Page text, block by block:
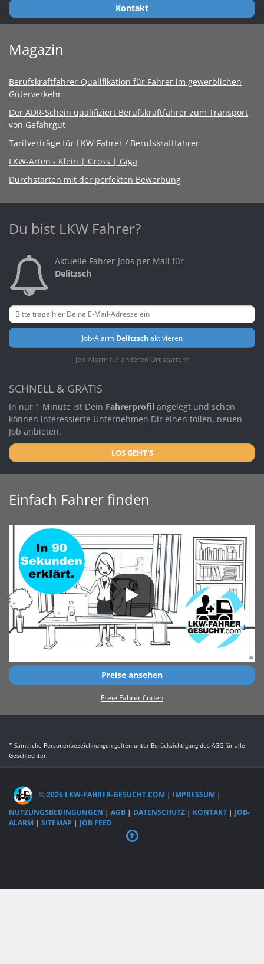
Kontakt
Magazin
Berufskraftfahrer-Qualifikation für Fahrer im gewerblichen
Güterverkehr
Der ADR-Schein qualifiziert Berufskraftfahrer zum Transport
von Gefahrgut
Tarifverträge für LKW-Fahrer / Berufskraftfahrer
LKW-Arten - Klein | Gross | Giga
Durchstarten mit der perfekten Bewerbung
Du bist LKW Fahrer?
Aktuelle Fahrer-Jobs per Mail für
Delitzsch
Job-Alarm Delitzsch aktivieren
Job-Alarm für anderen Ort starten?
SCHNELL & GRATIS
In nur 1 Minute ist Dein Fahrerprofil angelegt und schon
können interessierte Unternehmen Dir einen tollen, neuen
Job anbieten.
LOS GEHT'S
Einfach Fahrer finden
Preise ansehen
Freie Fahrer finden
* Sämtliche Personenbezeichnungen gelten unter Berücksichtigung des AGG für alle
Geschlechter.
© 2026 LKW-FAHRER-GESUCHT.COM | IMPRESSUM |
NUTZUNGSBEDINGUNGEN | AGB | DATENSCHUTZ | KONTAKT | JOB-
ALARM | SITEMAP | JOB FEED